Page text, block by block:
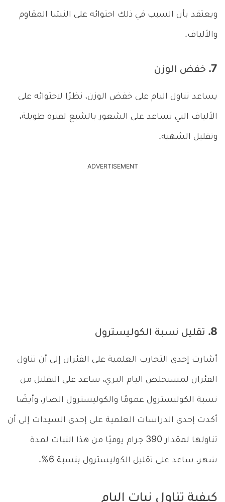
ويعتقد بأن السبب في ذلك احتوائه على النشا المقاوم
والألياف.
7. خفض الوزن
يساعد تناول اليام على خفض الوزن، نظرًا لاحتوائه على
الألياف التي تساعد على الشعور بالشبع لفترة طويلة،
وتقليل الشهية.
ADVERTISEMENT
8. تقليل نسبة الكوليسترول
أشارت إحدى التجارب العلمية على الفئران إلى أن تناول
الفئران لمستخلص اليام البري، ساعد على التقليل من
نسبة الكوليسترول عمومًا والكوليسترول الضار، وأيضًا
أكدت إحدى الدراسات العلمية على إحدى السيدات إلى أن
تناولها لمقدار 390 جرام يوميًا من هذا النبات لمدة
شهر، ساعد على تقليل الكوليسترول بنسبة 6%.
كيفية تناول نبات اليام